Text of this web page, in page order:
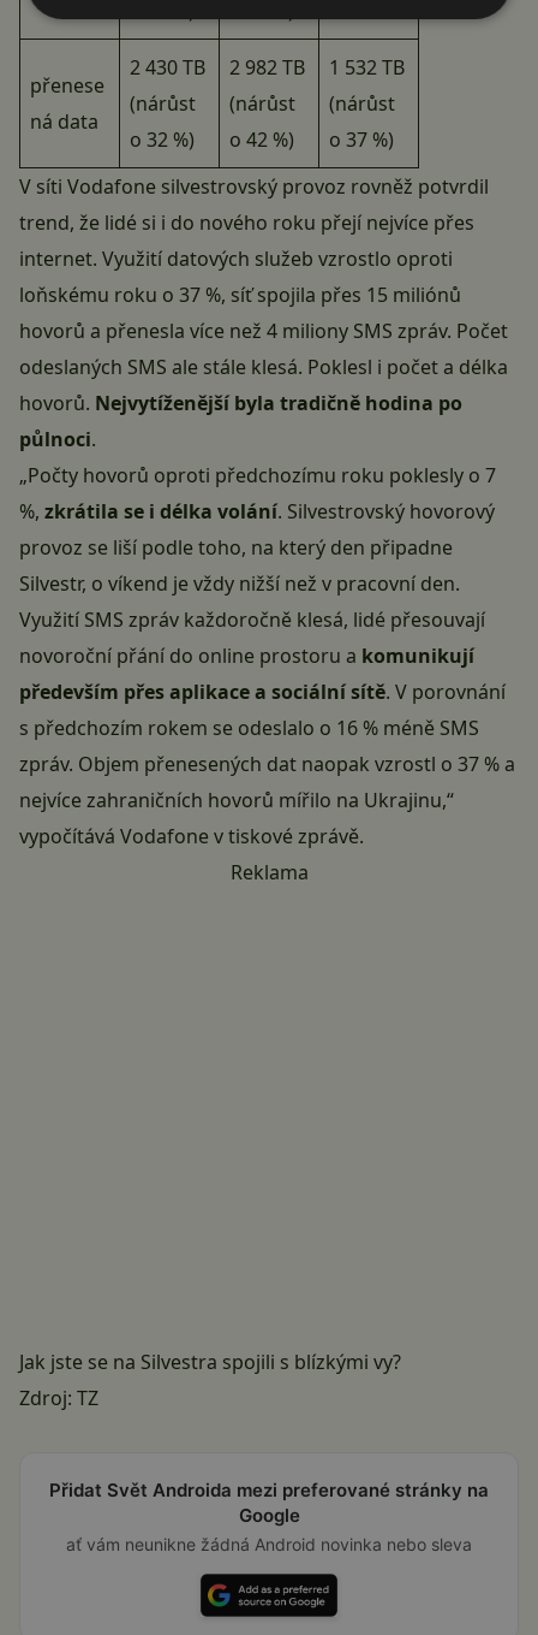
přenese
ná data
2 430 TB
(nárůst
o 32 %)
2 982 TB
(nárůst
o 42 %)
1 532 TB
(nárůst
o 37 %)
V síti Vodafone silvestrovský provoz rovněž potvrdil
trend, že lidé si i do nového roku přejí nejvíce přes
internet. Využití datových služeb vzrostlo oproti
loňskému roku o 37 %, síť spojila přes 15 miliónů
hovorů a přenesla více než 4 miliony SMS zpráv. Počet
odeslaných SMS ale stále klesá. Poklesl i počet a délka
hovorů. Nejvytíženější byla tradičně hodina po
půlnoci.
„Počty hovorů oproti předchozímu roku poklesly o 7
%, zkrátila se i délka volání. Silvestrovský hovorový
provoz se liší podle toho, na který den připadne
Silvestr, o víkend je vždy nižší než v pracovní den.
Využití SMS zpráv každoročně klesá, lidé přesouvají
novoroční přání do online prostoru a komunikují
především přes aplikace a sociální sítě. V porovnání
s předchozím rokem se odeslalo o 16 % méně SMS
zpráv. Objem přenesených dat naopak vzrostl o 37 % a
nejvíce zahraničních hovorů mířilo na Ukrajinu,“
vypočítává Vodafone v tiskové zprávě.
Reklama
Jak jste se na Silvestra spojili s blízkými vy?
Zdroj: TZ
Přidat Svět Androida mezi preferované stránky na
Google
ať vám neunikne žádná Android novinka nebo sleva